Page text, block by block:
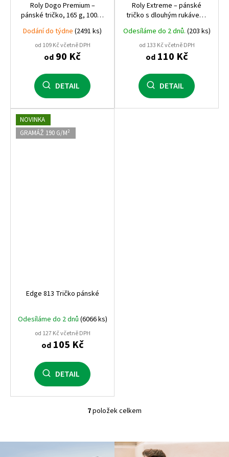
Roly Dogo Premium –
pánské tričko, 165 g, 100%
bavlna, čtyřvrstvý
průkrčník, prémiová kvalita
Dodání do týdne (2491 ks)
od 109 Kč včetně DPH
od 90 Kč
DETAIL
Roly Extreme – pánské
tričko s dlouhým rukávem,
100% bavlna, zesílené švy,
dostupné až do 4XL
Odesíláme do 2 dnů. (203 ks)
od 133 Kč včetně DPH
od110 Kč
DETAIL
NOVINKA
GRAMÁŽ 190 G/M²
Edge 813 Tričko pánské
Odesíláme do 2 dnů (6066 ks)
od 127 Kč včetně DPH
od105 Kč
DETAIL
O
l
á
7položek celkem